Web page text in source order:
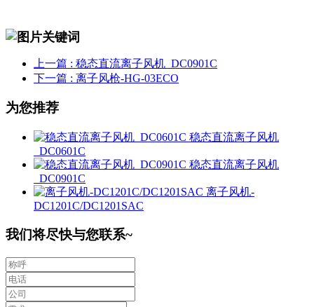
上一篇 : 稳态直流离子风机_DC0901C
下一篇 : 离子风枪-HG-03ECO
为您推荐
稳态直流离子风机
_DC0601C
稳态直流离子风机
_DC0901C
离子风机-
DC1201C/DC1201SAC
我们将尽快与您联系~